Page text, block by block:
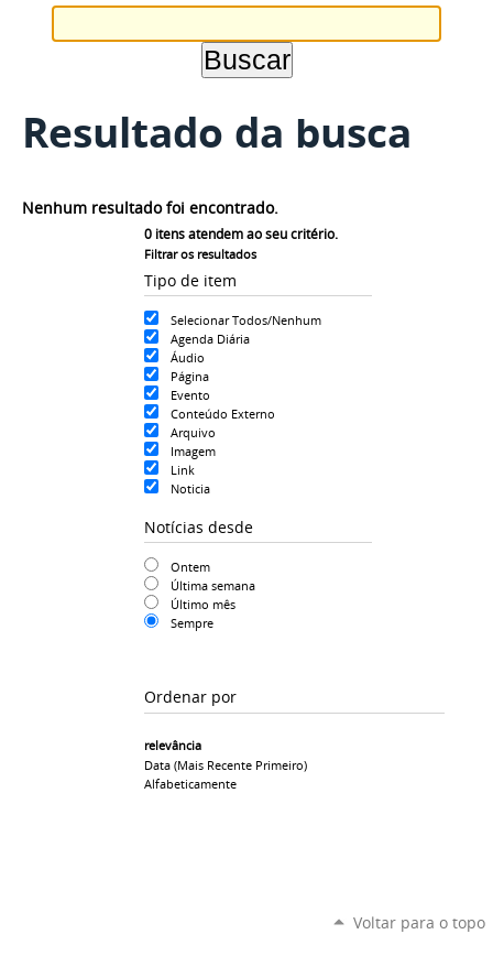
Resultado da busca
0 itens atendem ao seu critério.
Filtrar os resultados
Tipo de item
Selecionar Todos/Nenhum
Agenda Diária
Áudio
Página
Evento
Conteúdo Externo
Arquivo
Imagem
Link
Noticia
Notícias desde
Ontem
Última semana
Último mês
Sempre
Ordenar por
relevância
Data (mais Recente Primeiro)
Alfabeticamente
Nenhum resultado foi encontrado.
Voltar para o topo